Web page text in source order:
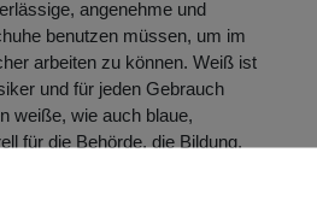
angenehme und
benutzen müssen, um im
arbeiten zu können. Weiß ist
und für jeden Gebrauch
weiße, wie auch blaue,
für die Behörde, die Bildung,
die